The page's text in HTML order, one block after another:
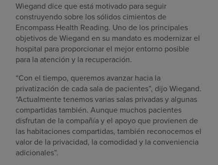
Wiegand dice que está motivado para seguir
construyendo sobre los sólidos cimientos de
Encompass Health Reading. Uno de los principales
objetivos de Wiegand en su mandato es modernizar el
hospital para proporcionar el mejor entorno posible
para la atención y la recuperación.
“Con el tiempo, queremos avanzar hacia la
privatización de cada sala de pacientes”, dijo Wiegand.
“Actualmente tenemos varias salas privadas y algunas
compartidas también. Aunque muchos pacientes
disfrutan de la compañía y el apoyo que provienen de
las habitaciones compartidas, también reconocemos el
valor de la privacidad, la comodidad y la conveniencia
adicionales”.